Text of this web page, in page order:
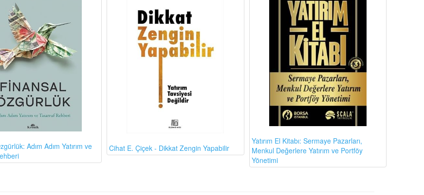
Adım Adım Yatırım ve
Cihat E. Çiçek - Dikkat Zengin Yapabilir
Yatırım El Kitabı: Sermaye Pazarları,
Menkul Değerlere Yatırım ve Portföy
Yönetimi